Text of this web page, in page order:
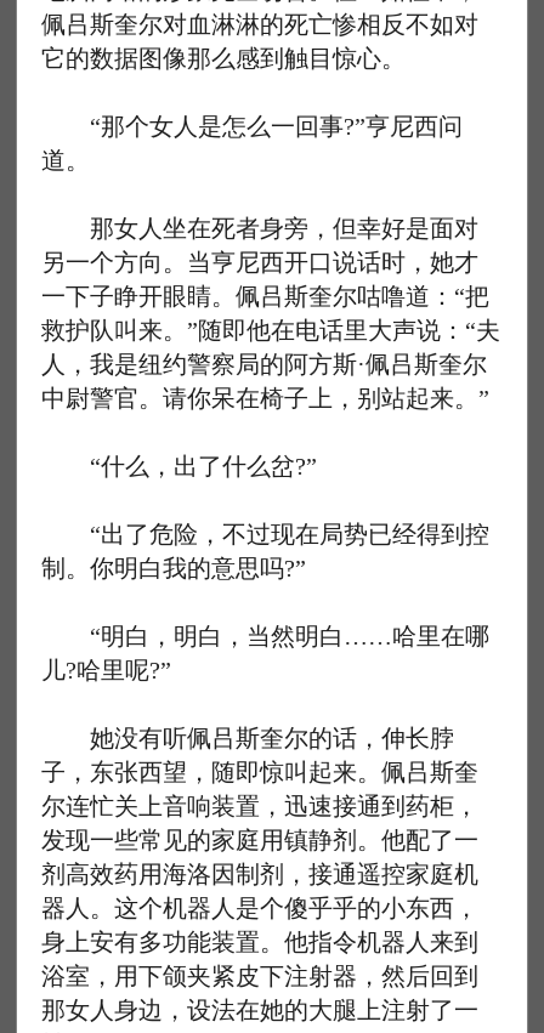
佩吕斯奎尔对血淋淋的死亡惨相反不如对
它的数据图像那么感到触目惊心。
“那个女人是怎么一回事?”亨尼西问
道。
那女人坐在死者身旁，但幸好是面对
另一个方向。当亨尼西开口说话时，她才
一下子睁开眼睛。佩吕斯奎尔咕噜道：“把
救护队叫来。”随即他在电话里大声说：“夫
人，我是纽约警察局的阿方斯·佩吕斯奎尔
中尉警官。请你呆在椅子上，别站起来。”
“什么，出了什么岔?”
“出了危险，不过现在局势已经得到控
制。你明白我的意思吗?”
“明白，明白，当然明白……哈里在哪
儿?哈里呢?”
她没有听佩吕斯奎尔的话，伸长脖
子，东张西望，随即惊叫起来。佩吕斯奎
尔连忙关上音响装置，迅速接通到药柜，
发现一些常见的家庭用镇静剂。他配了一
剂高效药用海洛因制剂，接通遥控家庭机
器人。这个机器人是个傻乎乎的小东西，
身上安有多功能装置。他指令机器人来到
浴室，用下颌夹紧皮下注射器，然后回到
那女人身边，设法在她的大腿上注射了一